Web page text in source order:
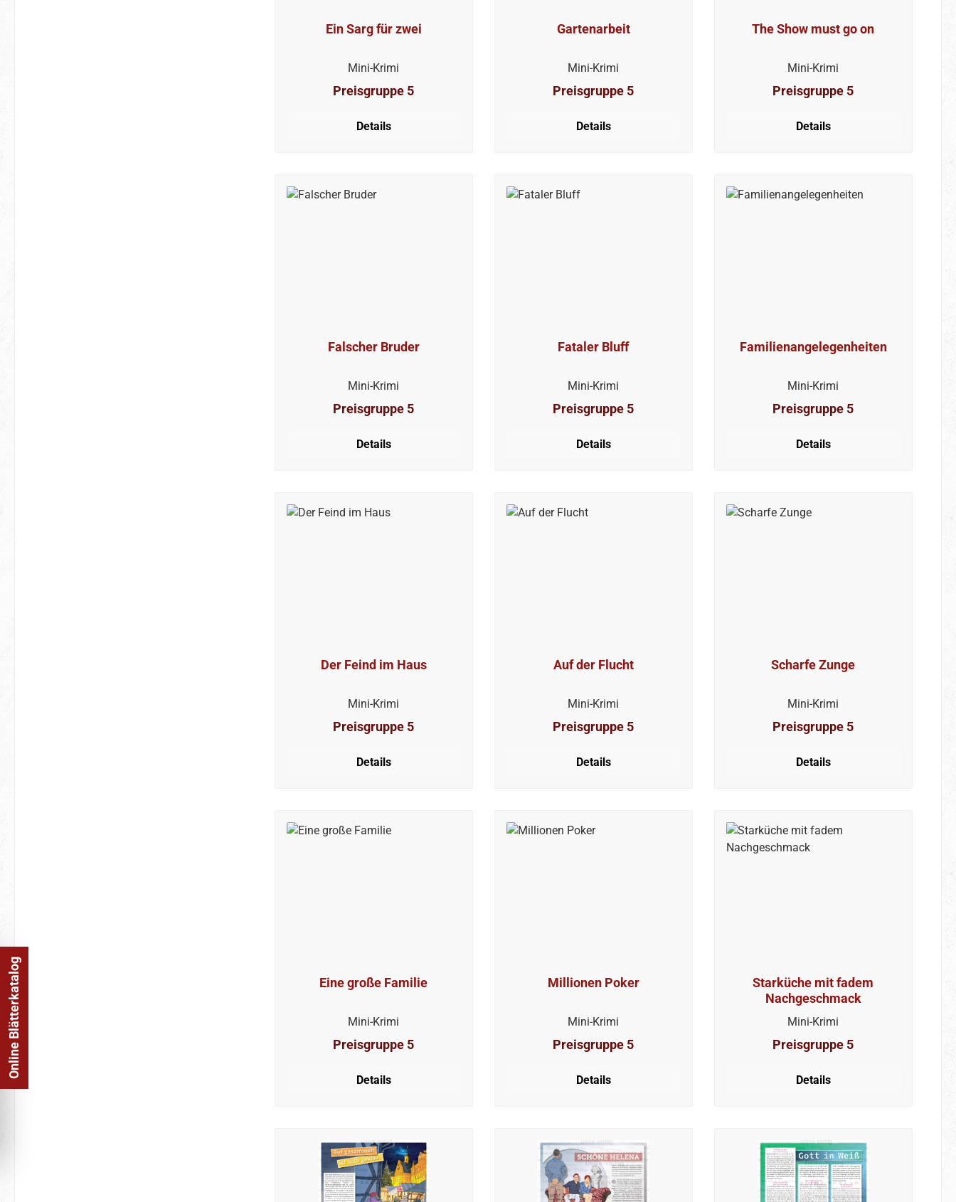
Ein Sarg für zwei
Mini-Krimi
Preisgruppe 5
Details
Gartenarbeit
Mini-Krimi
Preisgruppe 5
Details
The Show must go on
Mini-Krimi
Preisgruppe 5
Details
Falscher Bruder
Mini-Krimi
Preisgruppe 5
Details
Fataler Bluff
Mini-Krimi
Preisgruppe 5
Details
Familienangelegenheiten
Mini-Krimi
Preisgruppe 5
Details
Der Feind im Haus
Mini-Krimi
Preisgruppe 5
Details
Auf der Flucht
Mini-Krimi
Preisgruppe 5
Details
Scharfe Zunge
Mini-Krimi
Preisgruppe 5
Details
Eine große Familie
Mini-Krimi
Preisgruppe 5
Details
Millionen Poker
Mini-Krimi
Preisgruppe 5
Details
Starküche mit fadem
Nachgeschmack
Mini-Krimi
Preisgruppe 5
Details
Online Blätterkatalog